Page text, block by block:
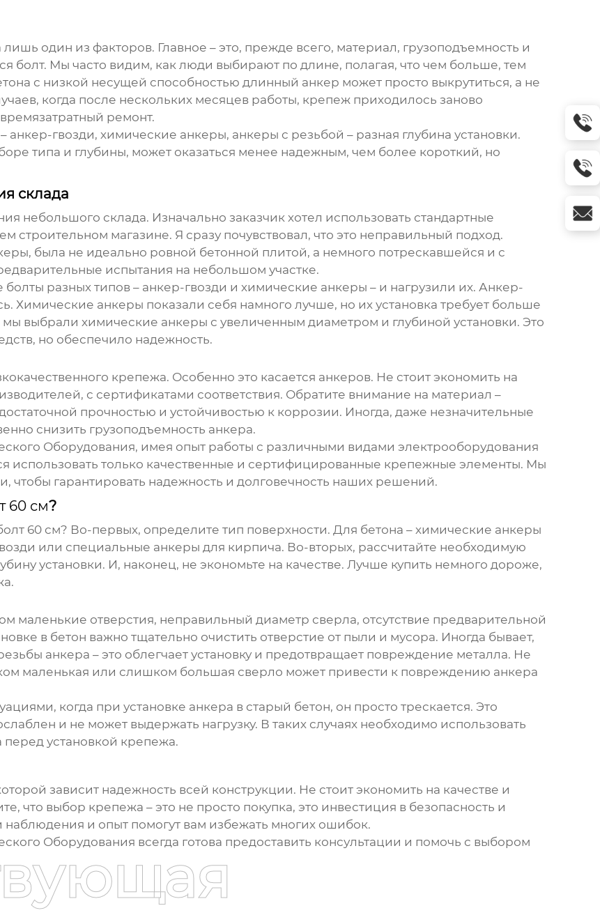
один из факторов. Главное – это, прежде всего, материал, грузоподъемность и
болт. Мы часто видим, как люди выбирают по длине, полагая, что чем больше, тем
с низкой несущей способностью длинный анкер может просто выкрутиться, а не
когда после нескольких месяцев работы, крепеж приходилось заново
ремонт.
анкер-гвозди, химические анкеры, анкеры с резьбой – разная глубина установки.
типа и глубины, может оказаться менее надежным, чем более короткий, но
склада
небольшого склада. Изначально заказчик хотел использовать стандартные
строительном магазине. Я сразу почувствовал, что это неправильный подход.
, была не идеально ровной бетонной плитой, а немного потрескавшейся и с
испытания на небольшом участке.
болты разных типов – анкер-гвозди и химические анкеры – и нагрузили их. Анкер-
Химические анкеры показали себя намного лучше, но их установка требует больше
мы выбрали химические анкеры с увеличенным диаметром и глубиной установки. Это
но обеспечило надежность.
крепежа. Особенно это касается анкеров. Не стоит экономить на
с сертификатами соответствия. Обратите внимание на материал –
прочностью и устойчивостью к коррозии. Иногда, даже незначительные
снизить грузоподъемность анкера.
Оборудования, имея опыт работы с различными видами электрооборудования
использовать только качественные и сертифицированные крепежные элементы. Мы
гарантировать надежность и долговечность наших решений.
60 см?
60 см? Во-первых, определите тип поверхности. Для бетона – химические анкеры
или специальные анкеры для кирпича. Во-вторых, рассчитайте необходимую
установки. И, наконец, не экономьте на качестве. Лучше купить немного дороже,
маленькие отверстия, неправильный диаметр сверла, отсутствие предварительной
в бетон важно тщательно очистить отверстие от пыли и мусора. Иногда бывает,
анкера – это облегчает установку и предотвращает повреждение металла. Не
маленькая или слишком большая сверло может привести к повреждению анкера
когда при установке анкера в старый бетон, он просто трескается. Это
и не может выдержать нагрузку. В таких случаях необходимо использовать
установкой крепежа.
зависит надежность всей конструкции. Не стоит экономить на качестве и
что выбор крепежа – это не просто покупка, это инвестиция в безопасность и
и опыт помогут вам избежать многих ошибок.
Оборудования всегда готова предоставить консультации и помочь с выбором